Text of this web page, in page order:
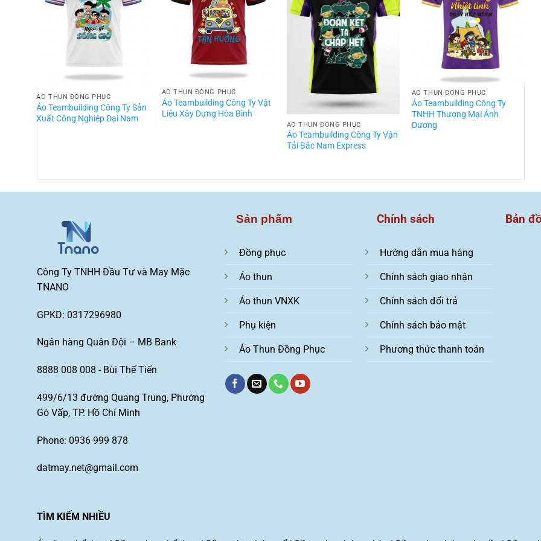
ÁO THUN ĐỒNG PHỤC
Áo Teambuilding Công Ty Sản
Xuất Công Nghiệp Đại Nam
ÁO THUN ĐỒNG PHỤC
Áo Teambuilding Công Ty Vật
Liệu Xây Dựng Hòa Bình
ÁO THUN ĐỒNG PHỤC
Áo Teambuilding Công Ty Vận
Tải Bắc Nam Express
ÁO THUN ĐỒNG PHỤC
Áo Teambuilding Công Ty
TNHH Thương Mại Ánh
Dương
Công Ty TNHH Đầu Tư và May Mặc
TNANO
GPKD: 0317296980
Ngân hàng Quân Đội – MB Bank
8888 008 008 - Bùi Thế Tiến
499/6/13 đường Quang Trung, Phường
Gò Vấp, TP. Hồ Chí Minh
Phone: 0936 999 878
datmay.net@gmail.com
Sản phẩm
Đồng phục
Áo thun
Áo thun VNXK
Phụ kiện
Áo Thun Đồng Phục
Chính sách
Hướng dẫn mua hàng
Chính sách giao nhận
Chính sách đổi trả
Chính sách bảo mật
Phương thức thanh toán
Bản đồ
TÌM KIẾM NHIỀU